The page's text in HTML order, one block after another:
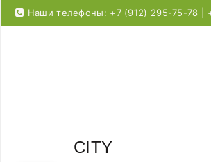
Наши телефоны: +7 (912) 295-75-78 |
CITY